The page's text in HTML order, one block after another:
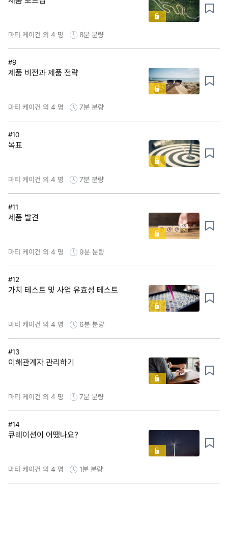
마티 케이건 외 4 명 8분 분량
#9
제품 비전과 제품 전략
마티 케이건 외 4 명 7분 분량
#10
목표
마티 케이건 외 4 명 7분 분량
#11
제품 발견
마티 케이건 외 4 명 9분 분량
#12
가치 테스트 및 사업 유효성 테스트
마티 케이건 외 4 명 6분 분량
#13
이해관계자 관리하기
마티 케이건 외 4 명 7분 분량
#14
큐레이션이 어땠나요?
마티 케이건 외 4 명 1분 분량